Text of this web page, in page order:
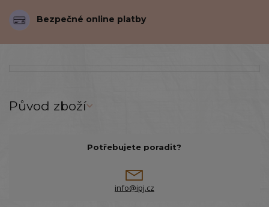
Bezpečné online platby
Původ zboží
Potřebujete poradit?
info@ipj.cz